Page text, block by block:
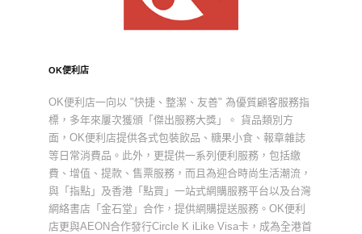
OK便利店
OK便利店一向以 "快捷、整潔、友善" 為優質顧客服務指
標，多年來屢次獲頒「傑出服務大獎」。 貨品類別方
面，OK便利店提供各式包裝飲品、糖果小食、報章雜誌
等日常消費品。此外，更提供一系列便利服務，包括繳
費、增值、提款、售票服務，而且為迎合時尚生活潮流，
與「指點」及香港「點買」一站式網購服務平台以及台灣
網絡書店「金石堂」合作，提供網購提送服務。OK便利
店更與AEON合作發行Circle K iLike Visa卡，成為全港首